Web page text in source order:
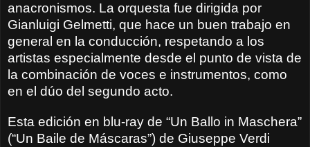
anacronismos. La orquesta fue dirigida por
Gianluigi Gelmetti, que hace un buen trabajo en
general en la conducción, respetando a los
artistas especialmente desde el punto de vista de
la combinación de voces e instrumentos, como
en el dúo del segundo acto.
Esta edición en blu-ray de “Un Ballo in Maschera”
(“Un Baile de Máscaras”) de Giuseppe Verdi